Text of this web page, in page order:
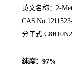
英文名称： 2-
CAS
分子式
纯度：97%